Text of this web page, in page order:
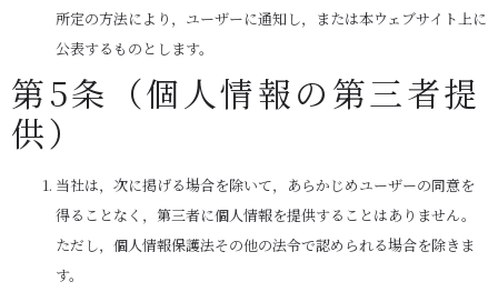
所定の方法により，ユーザーに通知し，または本ウェブサイト上に
公表するものとします。
第5条（個人情報の第三者提
供）
当社は，次に掲げる場合を除いて，あらかじめユーザーの同意を
得ることなく，第三者に個人情報を提供することはありません。
ただし，個人情報保護法その他の法令で認められる場合を除きま
す。